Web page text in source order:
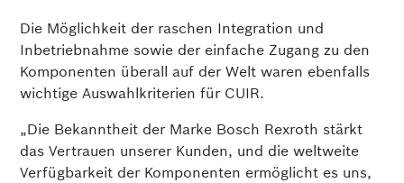
Die Möglichkeit der raschen Integration und
Inbetriebnahme sowie der einfache Zugang zu den
Komponenten überall auf der Welt waren ebenfalls
wichtige Auswahlkriterien für CUIR.
„Die Bekanntheit der Marke Bosch Rexroth stärkt
das Vertrauen unserer Kunden, und die weltweite
Verfügbarkeit der Komponenten ermöglicht es uns,